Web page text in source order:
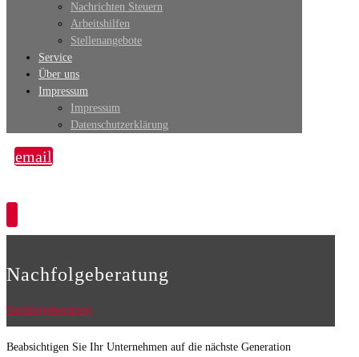
Nachrichten Steuern
Arbeitshilfen
Stellenangebote
Service
Über uns
Impressum
Impressum
Datenschutzerklärung
email
Nachfolgeberatung
Nachfolgeberatung
Beabsichtigen Sie Ihr Unternehmen auf die nächste Generation